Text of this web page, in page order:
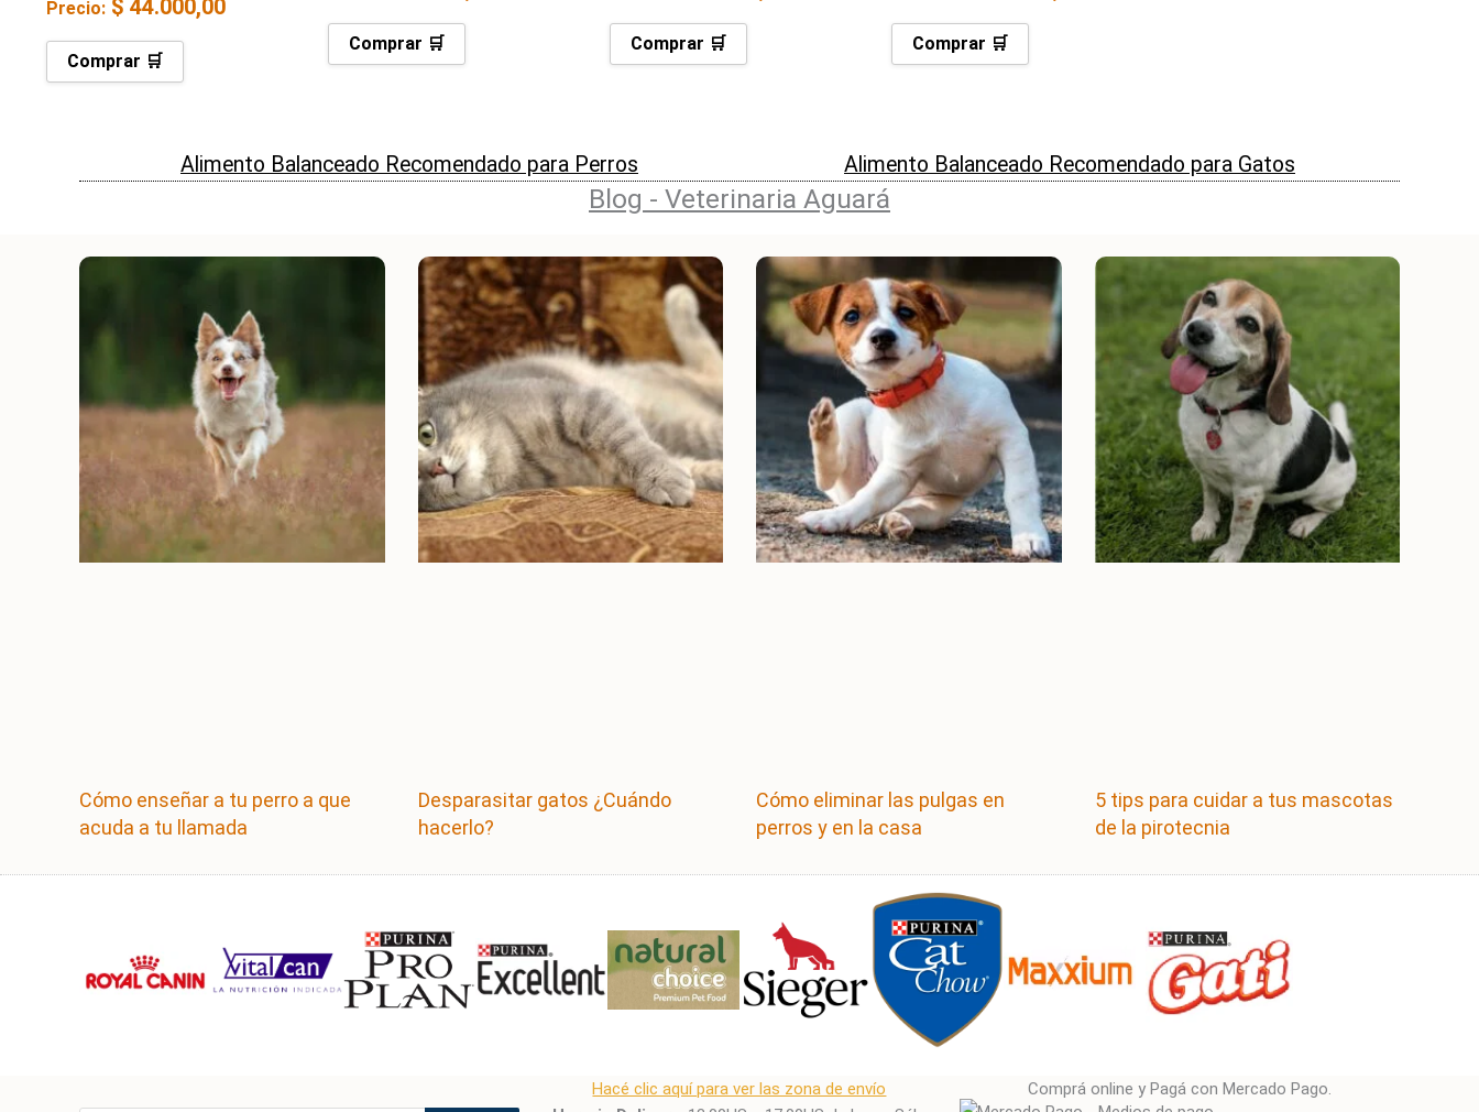
Precio: $ 44.000,00
Comprar 🛒
Comprar 🛒 Comprar 🛒 Comprar 🛒
Alimento Balanceado Recomendado para Perros Alimento Balanceado Recomendado para Gatos
Blog - Veterinaria Aguará
Cómo enseñar a tu perro a que
acuda a tu llamada
Desparasitar gatos ¿Cuándo
hacerlo?
Cómo eliminar las pulgas en
perros y en la casa
5 tips para cuidar a tus mascotas
de la pirotecnia
Hacé clic aquí para ver las zona de envío
Comprá online y Pagá con Mercado Pago.